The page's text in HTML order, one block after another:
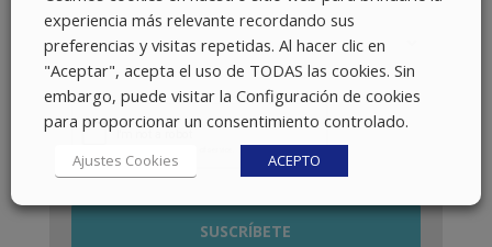
experiencia más relevante recordando sus
preferencias y visitas repetidas. Al hacer clic en
"Aceptar", acepta el uso de TODAS las cookies. Sin
embargo, puede visitar la Configuración de cookies
para proporcionar un consentimiento controlado.
Ajustes Cookies ACEPTO